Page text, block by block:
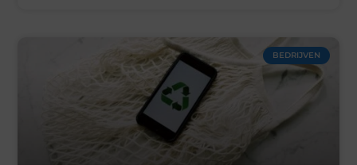
BEDRIJVEN